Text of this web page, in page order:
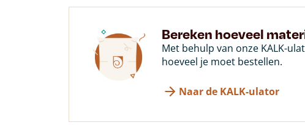
Bereken hoeveel
Met behulp van onze KALK-
hoeveel je moet bestellen.
Naar de KALK-ulator